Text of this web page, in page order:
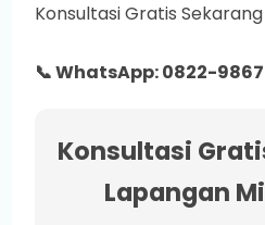
Konsultasi Gratis Sekarang
📞 WhatsApp: 0822-
Konsultasi
Lapangan